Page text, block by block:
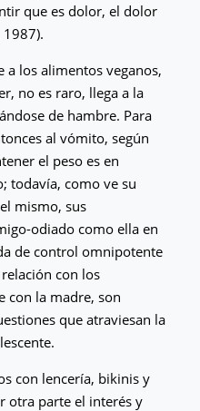
que es dolor, el dolor
1987).
a los alimentos veganos,
no es raro, llega a la
de hambre. Para
al vómito, según
el peso es en
todavía, como ve su
mismo, sus
odiado como ella en
de control omnipotente
con los
con la madre, son
que atraviesan la
con lencería, bikinis y
otra parte el interés y